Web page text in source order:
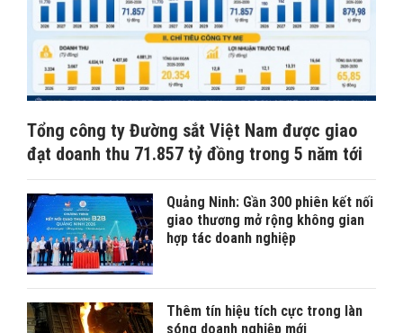
Tổng công ty Đường sắt Việt Nam được giao
đạt doanh thu 71.857 tỷ đồng trong 5 năm tới
Quảng Ninh: Gần 300 phiên kết nối
giao thương mở rộng không gian
hợp tác doanh nghiệp
Thêm tín hiệu tích cực trong làn
sóng doanh nghiệp mới